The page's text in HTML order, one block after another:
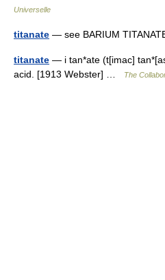
Universelle
titanate — see BARIUM
titanate — i tan*ate (t[imac]
acid. [1913 Webster] …
The